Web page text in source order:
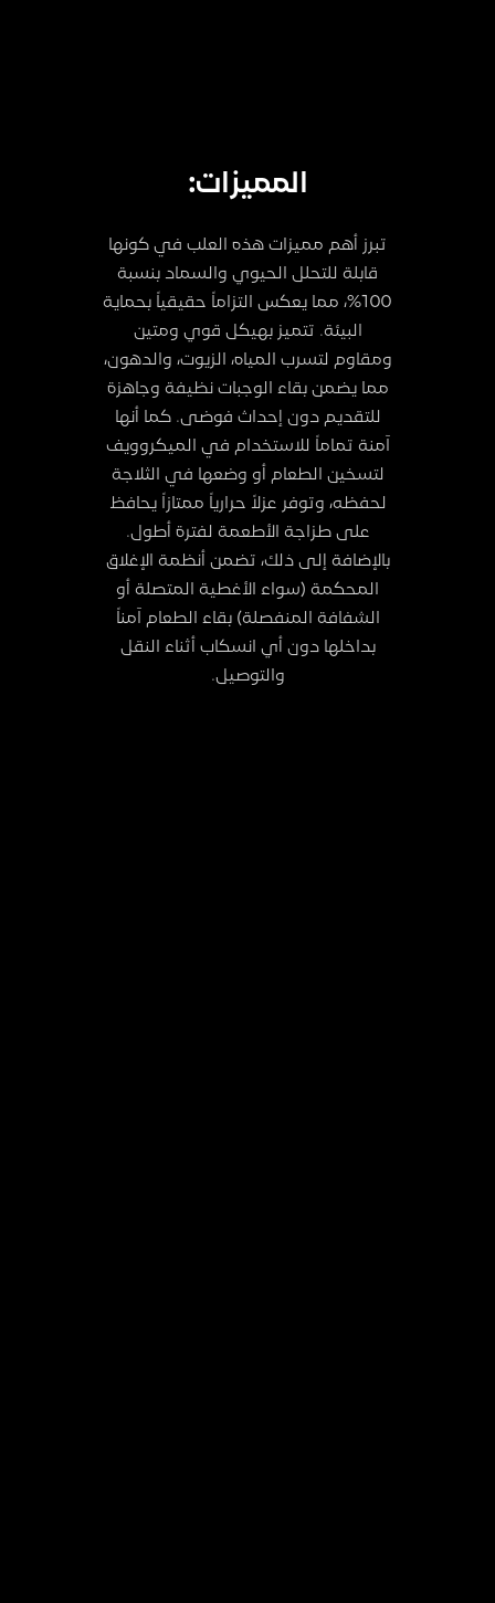
المميزات:
تبرز أهم مميزات هذه العلب في كونها
قابلة للتحلل الحيوي والسماد بنسبة
100%، مما يعكس التزاماً حقيقياً بحماية
البيئة. تتميز بهيكل قوي ومتين
ومقاوم لتسرب المياه، الزيوت، والدهون،
مما يضمن بقاء الوجبات نظيفة وجاهزة
للتقديم دون إحداث فوضى. كما أنها
آمنة تماماً للاستخدام في الميكروويف
لتسخين الطعام أو وضعها في الثلاجة
لحفظه، وتوفر عزلاً حرارياً ممتازاً يحافظ
على طزاجة الأطعمة لفترة أطول.
بالإضافة إلى ذلك، تضمن أنظمة الإغلاق
المحكمة (سواء الأغطية المتصلة أو
الشفافة المنفصلة) بقاء الطعام آمناً
بداخلها دون أي انسكاب أثناء النقل
والتوصيل.